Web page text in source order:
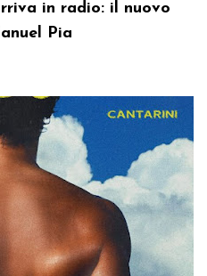
in radio: il nuovo
Pia